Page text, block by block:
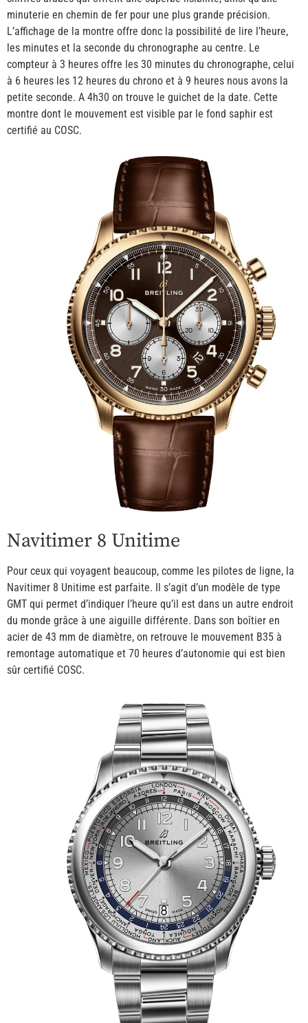
minuterie en chemin de fer pour une plus grande précision.
L’affichage de la montre offre donc la possibilité de lire l’heure,
les minutes et la seconde du chronographe au centre. Le
compteur à 3 heures offre les 30 minutes du chronographe, celui
à 6 heures les 12 heures du chrono et à 9 heures nous avons la
petite seconde. A 4h30 on trouve le guichet de la date. Cette
montre dont le mouvement est visible par le fond saphir est
certifié au COSC.
Navitimer 8 Unitime
Pour ceux qui voyagent beaucoup, comme les pilotes de ligne, la
Navitimer 8 Unitime est parfaite. Il s’agit d’un modèle de type
GMT qui permet d’indiquer l’heure qu’il est dans un autre endroit
du monde grâce à une aiguille différente. Dans son boîtier en
acier de 43 mm de diamètre, on retrouve le mouvement B35 à
remontage automatique et 70 heures d’autonomie qui est bien
sûr certifié COSC.